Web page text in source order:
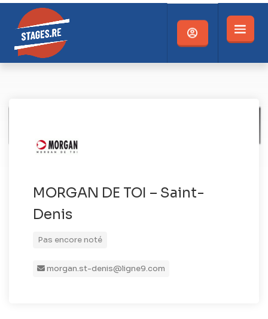
MORGAN DE TOI – Saint-
Denis
Pas encore noté
morgan.st-denis@ligne9.com